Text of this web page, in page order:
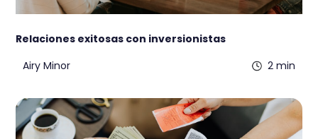
Relaciones exitosas con inversionistas
Airy Minor
2 min